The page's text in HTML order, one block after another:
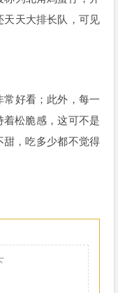
天天大排长队，可见
常好看；此外，每一
松脆感，这可不是
甜，吃多少都不觉得